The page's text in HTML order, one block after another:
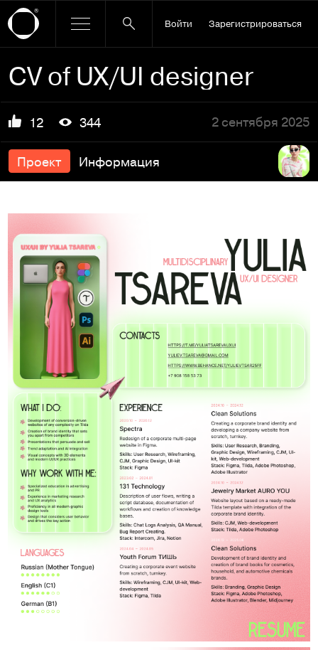
Войти Зарегистрироваться
CV of UX/UI designer
12 344 2 сентября 2025
Проект Информация